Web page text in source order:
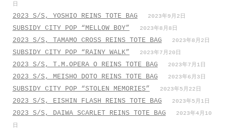
日
2023 S/S, YOSHIO REINS TOTE BAG 2023年9月2日
SUBSIDY CITY POP “MELLOW BOY” 2023年8月8日
2023 S/S, TAMAMO CROSS REINS TOTE BAG 2023年8月2日
SUBSIDY CITY POP “RAINY WALK” 2023年7月20日
2023 S/S, T.M.OPERA O REINS TOTE BAG 2023年7月1日
2023 S/S, MEISHO DOTO REINS TOTE BAG 2023年6月3日
SUBSIDY CITY POP “STOLEN MEMORIES” 2023年5月22日
2023 S/S, EISHIN FLASH REINS TOTE BAG 2023年5月1日
2023 S/S, DAIWA SCARLET REINS TOTE BAG
2023年4月10
日